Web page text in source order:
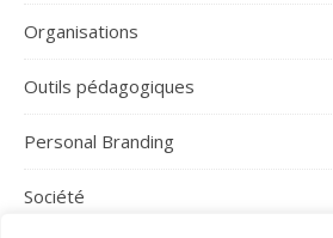
Organisations
Outils pédagogiques
Personal Branding
Société